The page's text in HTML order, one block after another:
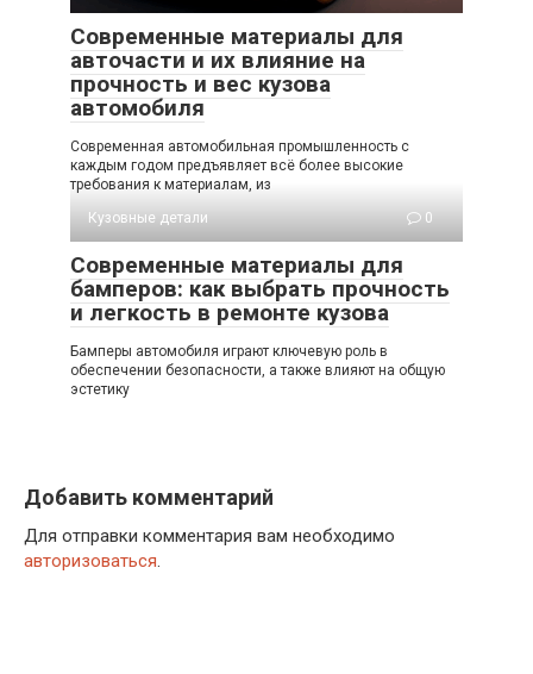
Современные материалы для
авточасти и их влияние на
прочность и вес кузова
автомобиля
Современная автомобильная промышленность с
каждым годом предъявляет всё более высокие
требования к материалам, из
Кузовные детали
0
Современные материалы для
бамперов: как выбрать прочность
и легкость в ремонте кузова
Бамперы автомобиля играют ключевую роль в
обеспечении безопасности, а также влияют на общую
эстетику
Добавить комментарий
Для отправки комментария вам необходимо
авторизоваться.